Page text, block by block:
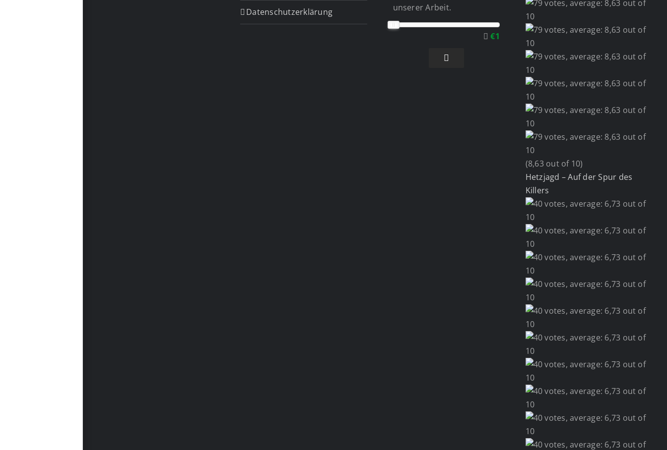
Datenschutzerklärung
unserer Arbeit.
€1
(8,63 out of 10)
Hetzjagd – Auf der Spur des
Killers